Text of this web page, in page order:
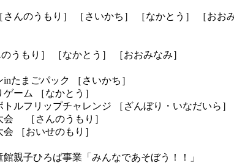
んのうもり］ ［さいかち］ ［なかとう］ ［おお
うもり］ ［なかとう］ ［おおみなみ］
たまごパック ［さいかち］
ーム ［なかとう］
ルフリップチャレンジ ［ざんぼり・いなだいら］
［さんのうもり］
［おいせのもり］
親子ひろば事業「みんなであそぼう！！」